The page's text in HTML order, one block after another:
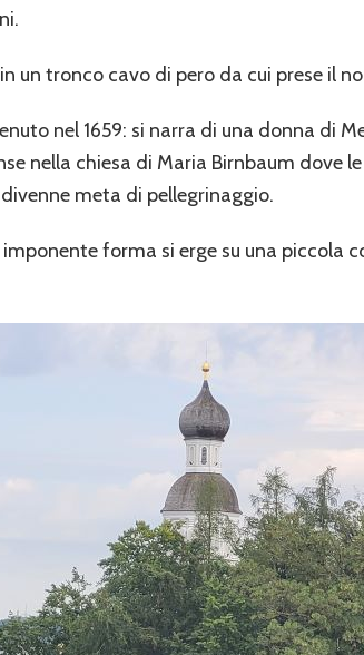
un tronco cavo di pero da cui prese il
nel 1659: si narra di una donna di
nella chiesa di Maria Birnbaum dove
meta di pellegrinaggio.
forma si erge su una piccola